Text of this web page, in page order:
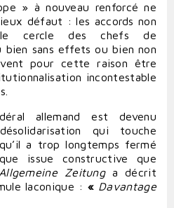
» à nouveau renforcé ne
défaut : les accords non
le cercle des chefs de
bien sans effets ou bien non
pour cette raison être
incontestable
allemand est devenu
qui touche
a trop longtemps fermé
issue constructive que
Zeitunga décrit
laconique : « Davantage